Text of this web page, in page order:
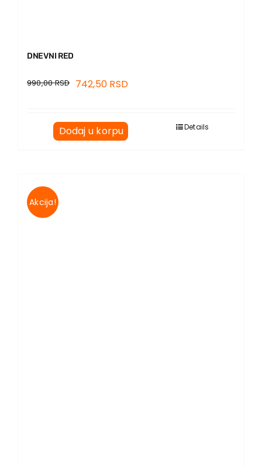
DNEVNI RED
990,00RSD 742,50 RSD
Dodaj u korpu Details
Akcija!